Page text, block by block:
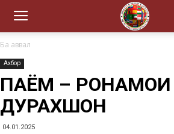
Ба аввал
Ахбор
ПАЁМ –
ДУРАХШОН
04.01.2025